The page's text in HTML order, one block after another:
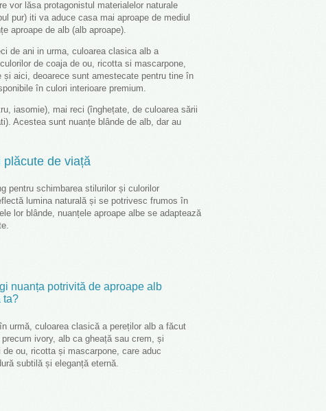
vor lăsa protagonistul materialelor naturale
pur) iti va aduce casa mai aproape de mediul
aproape de alb (alb aproape).
de ani in urma, culoarea clasica alb a
de coaja de ou, ricotta si mascarpone,
aici, deoarece sunt amestecate pentru tine în
în culori interioare premium.
iasomie), mai reci (înghețate, de culoarea sării
Acestea sunt nuanțe blânde de alb, dar au
plăcute de viață
pentru schimbarea stilurilor și culorilor
lumina naturală și se potrivesc frumos în
lor blânde, nuanțele aproape albe se adaptează
nuanța potrivită de aproape alb
ta?
urmă, culoarea clasică a pereților alb a făcut
ivory, alb ca gheață sau crem, și
de ou, ricotta și mascarpone, care aduc
subtilă și eleganță eternă.